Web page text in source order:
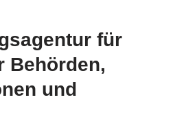
für
Behörden,
und